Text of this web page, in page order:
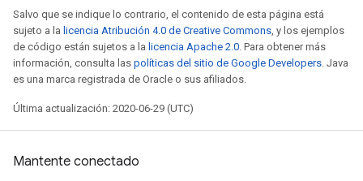
Salvo que se indique lo contrario, el contenido de esta página está
sujeto a la licencia Atribución 4.0 de Creative Commons, y los ejemplos
de código están sujetos a la licencia Apache 2.0. Para obtener más
información, consulta las políticas del sitio de Google Developers. Java
es una marca registrada de Oracle o sus afiliados.
Última actualización: 2020-06-29 (UTC)
Mantente conectado